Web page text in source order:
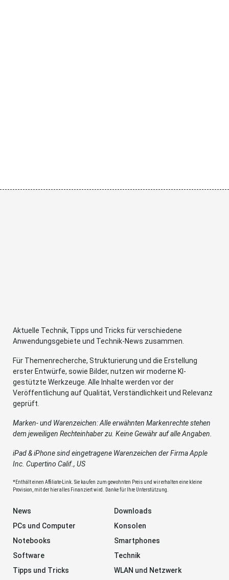
Aktuelle Technik, Tipps und Tricks für verschiedene
Anwendungsgebiete und Technik-News zusammen.
Für Themenrecherche, Strukturierung und die Erstellung
erster Entwürfe, sowie Bilder, nutzen wir moderne KI-
gestützte Werkzeuge. Alle Inhalte werden vor der
Veröffentlichung auf Qualität, Verständlichkeit und Relevanz
geprüft.
Marken- und Warenzeichen: Alle erwähnten Markenrechte stehen
dem jeweiligen Rechteinhaber zu. Keine Gewähr auf alle Angaben.
iPad & iPhone sind eingetragene Warenzeichen der Firma Apple
Inc. Cupertino Calif., US
*Enthält einen Affiliate-Link. Sie kaufen zum gewohnten Preis und wir erhalten eine kleine
Provision, mit der hier alles Finanziert wird. Danke für Ihre Unterstützung.
News
Downloads
PCs und Computer
Konsolen
Notebooks
Smartphones
Software
Technik
Tipps und Tricks
WLAN und Netzwerk